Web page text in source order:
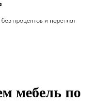
процентов и переплат
мебель по